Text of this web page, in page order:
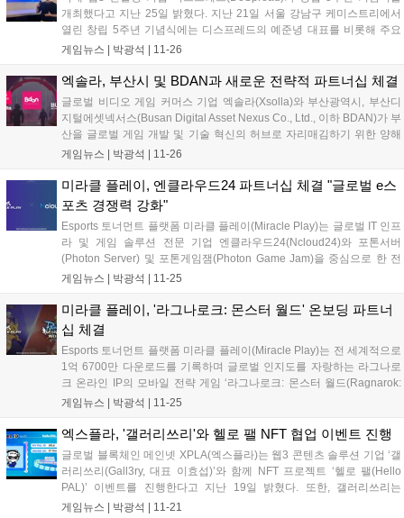
개최했다고 지난 25일 밝혔다. 지난 21일 서울 강남구 케미스트리에서
열린 창립 5주년 기념식에는 디스프레드의 예준녕 대표를 비롯해 주요
경영진과 임직원 등 약 30여 명이 참석했다. 이번 행사는 예준녕 대표의
개...
게임뉴스 | 박광석 11-26
엑솔라, 부산시 및 BDAN과 새로운 전략적 파트너십 체결
글로벌 비디오 게임 커머스 기업 엑솔라(Xsolla)와 부산광역시, 부산디
지털에셋넥서스(Busan Digital Asset Nexus Co., Ltd., 이하 BDAN)가 부
산을 글로벌 게임 개발 및 기술 혁신의 허브로 자리매김하기 위한 양해
각서(MOU)를 체결했다. 이번 협약을 통해 엑솔라는 아시아태평양
게임뉴스 | 박광석 11-26
미라클 플레이, 엔클라우드24 파트너십 체결 "글로벌 e스
포츠 경쟁력 강화"
Esports 토너먼트 플랫폼 미라클 플레이(Miracle Play)는 글로벌 IT 인프
라 및 게임 솔루션 전문 기업 엔클라우드24(Ncloud24)와 포톤서버
(Photon Server) 및 포톤게임잼(Photon Game Jam)을 중심으로 한 전
략적 파트너십을 체결했다고 11월 25일 밝혔다. 이번 파트너십은 양사
게임뉴스 | 박광석 11-25
미라클 플레이, '라그나로크: 몬스터 월드' 온보딩 파트너
십 체결
Esports 토너먼트 플랫폼 미라클 플레이(Miracle Play)는 전 세계적으로
1억 6700만 다운로드를 기록하며 글로벌 인지도를 자랑하는 라그나로
크 온라인 IP의 모바일 전략 게임 ‘라그나로크: 몬스터 월드(Ragnarok:
Monster World)’와의 온보딩 파트너십을 체결했다고 11월 22일 발표했
게임뉴스 | 박광석 11-25
엑스플라, '갤러리쓰리'와 헬로 팰 NFT 협업 이벤트 진행
글로벌 블록체인 메인넷 XPLA(엑스플라)는 웹3 콘텐츠 솔루션 기업 ‘갤
러리쓰리(Gall3ry, 대표 이효섭)’와 함께 NFT 프로젝트 ‘헬로 팰(Hello
PAL)’ 이벤트를 진행한다고 지난 19일 밝혔다. 또한, 갤러리쓰리는
XPLA의 밸리데이터로 합류한다. 갤러리쓰리는 이번 밸리데이터 참여를
게임뉴스 | 박광석 11-21